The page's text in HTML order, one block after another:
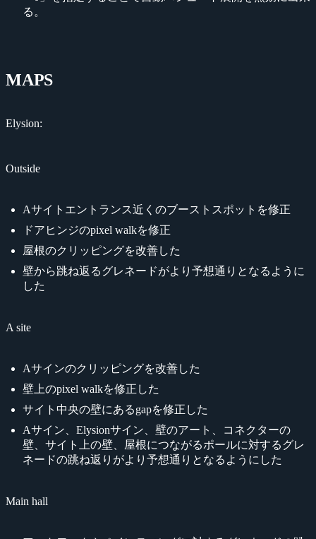
る。
MAPS
Elysion:
Outside
Aサイトエントランス近くのブーストスポットを修正
ドアヒンジのpixel walkを修正
屋根のクリッピングを改善した
壁から跳ね返るグレネードがより予想通りとなるように
した
A site
Aサインのクリッピングを改善した
壁上のpixel walkを修正した
サイト中央の壁にあるgapを修正した
Aサイン、Elysionサイン、壁のアート、コネクターの
壁、サイト上の壁、屋根につながるポールに対するグレ
ネードの跳ね返りがより予想通りとなるようにした
Main hall